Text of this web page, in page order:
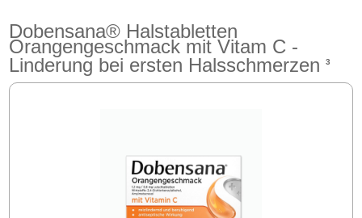
Dobensana® Halstabletten
Orangengeschmack mit Vitam C -
Linderung bei ersten Halsschmerzen3